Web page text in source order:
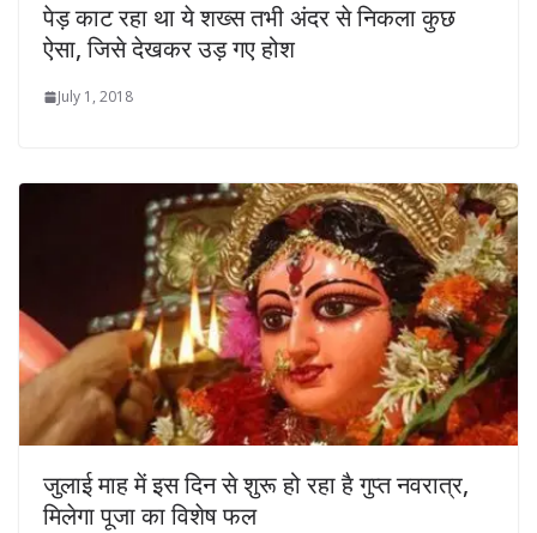
पेड़ काट रहा था ये शख्‍स तभी अंदर से निकला कुछ
ऐसा, जिसे देखकर उड़ गए होश
July 1, 2018
जुलाई माह में इस दिन से शुरू हो रहा है गुप्‍त नवरात्र,
मिलेगा पूजा का विशेष फल